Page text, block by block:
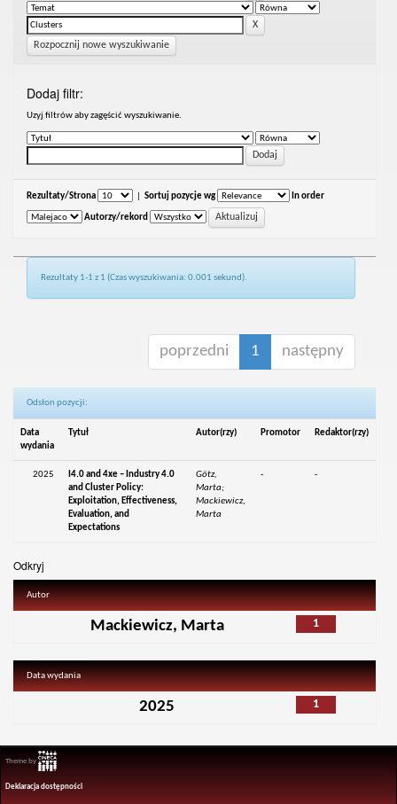
Rozpocznij nowe wyszukiwanie
Dodaj filtr:
Uzyj filtrów aby zagęścić wyszukiwanie.
Rezultaty/Strona Sortuj pozycje wg In order
Autorzy/rekord
Rezultaty 1-1 z 1 (Czas wyszukiwania: 0.001 sekund).
poprzedni 1 następny
Odsłon pozycji:
Data
wydania
Tytuł Autor(rzy) Promotor Redaktor(rzy)
2025
I4.0 and 4xe – Industry 4.0
and Cluster Policy:
Exploitation, Effectiveness,
Evaluation, and
Expectations
Götz,
Marta;
Mackiewicz,
Marta
- -
Odkryj
Autor
1
Mackiewicz, Marta
Data wydania
1
2025
Theme by
Deklaracja dostępności